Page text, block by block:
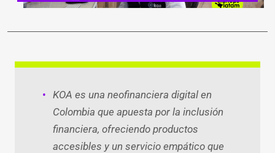
KOA es una neofinanciera digital en
Colombia que apuesta por la inclusión
financiera, ofreciendo productos
accesibles y un servicio empático que